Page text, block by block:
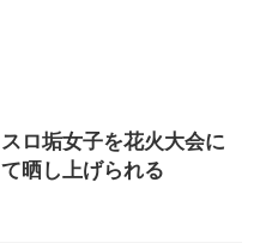
ロ垢女子を花火大会に
晒し上げられる